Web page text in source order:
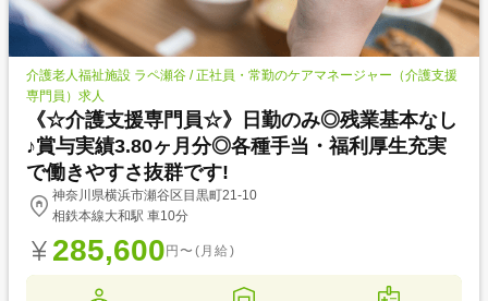
介護老人福祉施設 ラペ瀬谷 / 正社員・常勤のケアマネージャー（介護支援
専門員）求人
《☆介護支援専門員☆》日勤のみ◎残業基本なし
♪賞与実績3.80ヶ月分◎各種手当・福利厚生充実
で働きやすさ抜群です!
神奈川県横浜市瀬谷区目黒町21-10
相鉄本線大和駅 車10分
285,600 円〜(月給)